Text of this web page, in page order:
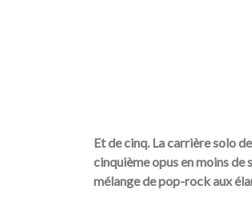
Et de cinq. La carrière solo
cinquième opus en moins
mélange de pop-rock aux